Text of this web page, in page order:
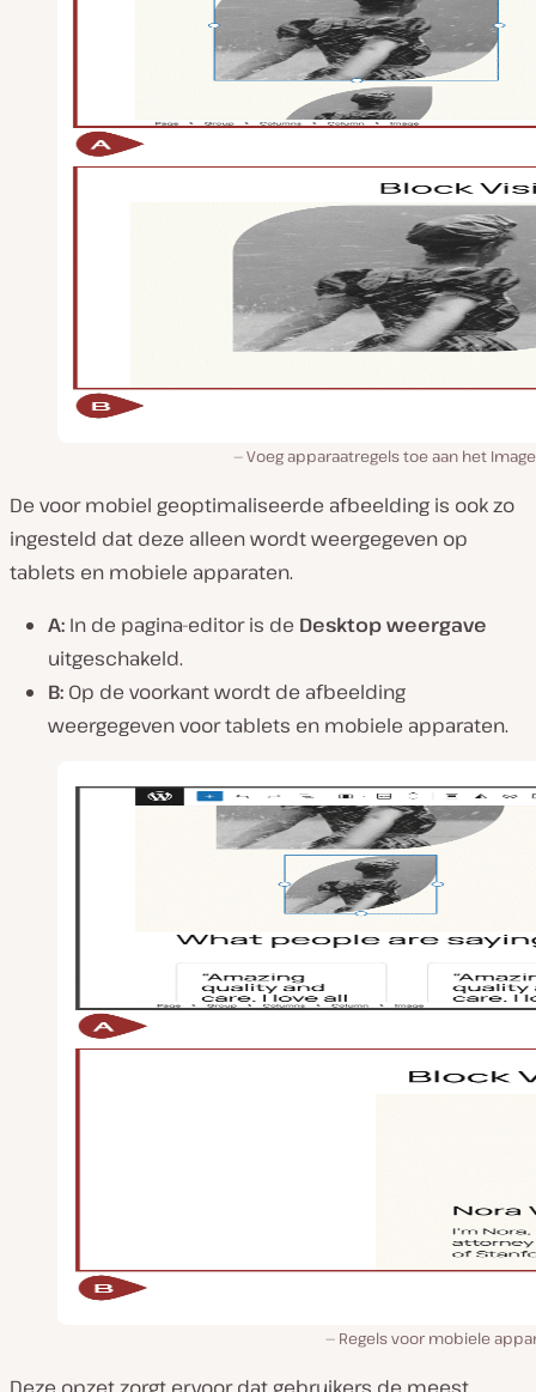
Voeg apparaatregels toe aan het
De voor mobiel geoptimaliseerde afbeelding is ook zo
ingesteld dat deze alleen wordt weergegeven op
tablets en mobiele apparaten.
A: In de pagina-editor is de Desktop weergave
uitgeschakeld.
B: Op de voorkant wordt de afbeelding
weergegeven voor tablets en mobiele apparaten.
Regels voor mobiele